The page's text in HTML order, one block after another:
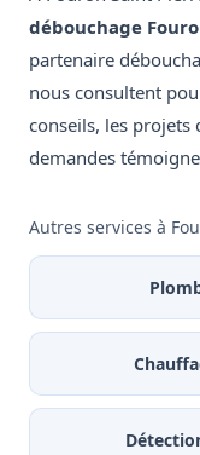
débouchage
partenaire
nous consultent
conseils, les projets
demandes
Autres services à